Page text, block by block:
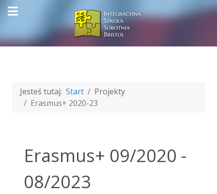
Jesteś tutaj: Start
Projekty
Erasmus+ 2020-23
Erasmus+ 09/2020 -
08/2023